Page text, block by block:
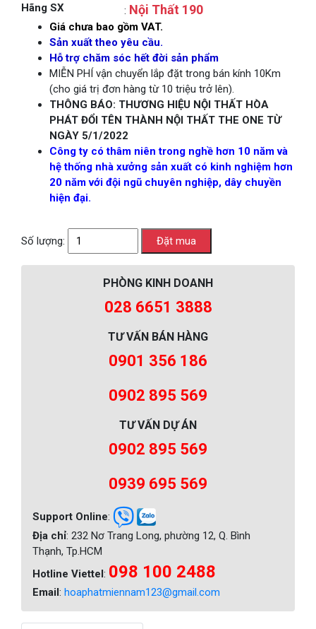
Hãng SX
: Nội Thất 190
Giá chưa bao gồm VAT.
Sản xuất theo yêu cầu.
Hỗ trợ chăm sóc hết đời sản phẩm
MIỄN PHÍ vận chuyển lắp đặt trong bán kính 10Km
(cho giá trị đơn hàng từ 10 triệu trở lên).
THÔNG BÁO: THƯƠNG HIỆU NỘI THẤT HÒA
PHÁT ĐỔI TÊN THÀNH NỘI THẤT THE ONE TỪ
NGÀY 5/1/2022
Công ty có thâm niên trong nghề hơn 10 năm và
hệ thống nhà xưởng sản xuất có kinh nghiệm hơn
20 năm với đội ngũ chuyên nghiệp, dây chuyền
hiện đại.
Số lượng:
PHÒNG KINH DOANH
028 6651 3888
TƯ VẤN BÁN HÀNG
0901 356 186
0902 895 569
TƯ VẤN DỰ ÁN
0902 895 569
0939 695 569
Support Online:
Địa chỉ: 232 Nơ Trang Long, phường 12, Q. Bình
Thạnh, Tp.HCM
Hotline Viettel: 098 100 2488
Email: hoaphatmiennam123@gmail.com